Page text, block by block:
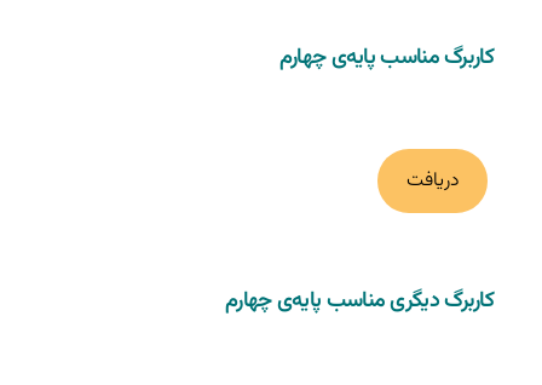
کاربرگ مناسب پایه‌ی چهارم
دریافت
کاربرگ دیگری مناسب پایه‌ی چهارم